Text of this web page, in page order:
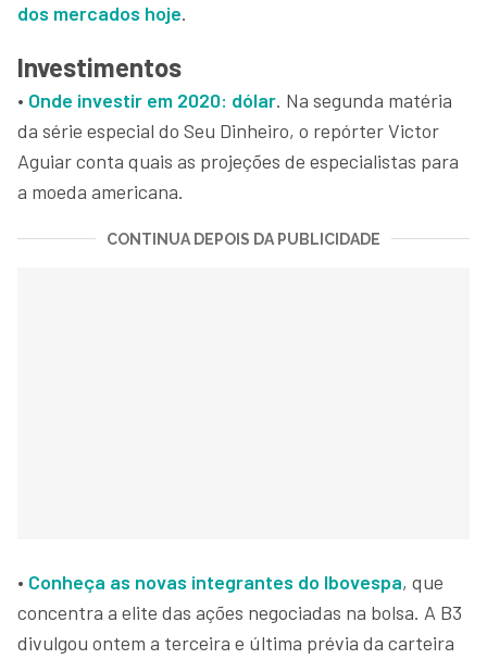
dos mercados hoje.
Investimentos
• Onde investir em 2020: dólar. Na segunda matéria
da série especial do Seu Dinheiro, o repórter Victor
Aguiar conta quais as projeções de especialistas para
a moeda americana.
CONTINUA DEPOIS DA PUBLICIDADE
• Conheça as novas integrantes do Ibovespa, que
concentra a elite das ações negociadas na bolsa. A B3
divulgou ontem a terceira e última prévia da carteira